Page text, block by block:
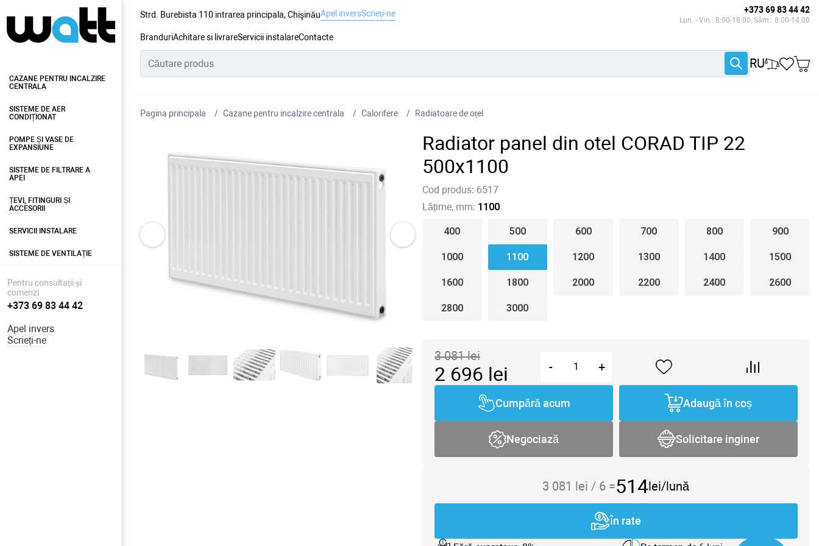
Strd. Burebista 110 intrarea principala, ChişinăuApel inversScrieți-ne +373 69 83 44 42
Lun. - Vin.: 8:00-18:00, Sâm.: 8:00-14:00
BranduriAchitare si livrareServicii instalareContacte
RU
CAZANE PENTRU INCALZIRE
CENTRALA
SISTEME DE AER
CONDIȚIONAT
POMPE ȘI VASE DE
EXPANSIUNE
SISTEME DE FILTRARE A
APEI
ȚEVI, FITINGURI ȘI
ACCESORII
SERVICII INSTALARE
SISTEME DE VENTILAȚIE
Pentru consultații și
comenzi
+373 69 83 44 42
Apel invers
Scrieți-ne
Pagina principala Cazane pentru incalzire centrala Сalorifere Radiatoare de oțel
Radiator panel din otel CORAD TIP 22
500x1100
Cod produs: 6517
Lățime, mm: 1100
400 500 600 700 800 900
1000 1100 1200 1300 1400 1500
1600 1800 2000 2200 2400 2600
2800 3000
3 081lei
2 696 lei - +
Cumpără acum Adaugă în coș
Negociază Solicitare inginer
3 081 lei / 6 =514lei/lună
În rate